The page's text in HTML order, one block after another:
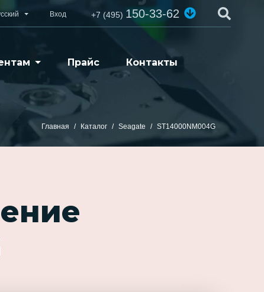
Прайс Контакты
Вход +7 (495)150-33-62
Главная Каталог Seagate ST14000NM004G